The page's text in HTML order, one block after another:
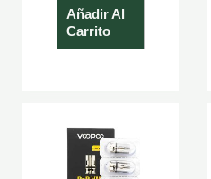
Añadir Al
Carrito